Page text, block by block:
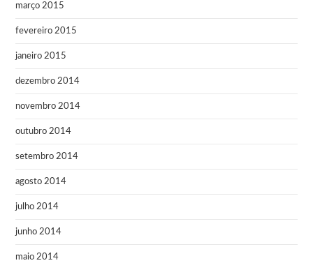
março 2015
fevereiro 2015
janeiro 2015
dezembro 2014
novembro 2014
outubro 2014
setembro 2014
agosto 2014
julho 2014
junho 2014
maio 2014